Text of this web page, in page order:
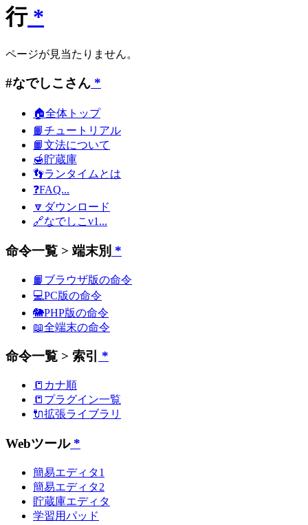
行*
ページが見当たりません。
#なでしこさん *
🏠全体トップ
📙チュートリアル
📙文法について
🍯貯蔵庫
👣ランタイムとは
❓FAQ...
🔽ダウンロード
🔗なでしこv1...
命令一覧 > 端末別 *
📙ブラウザ版の命令
💻PC版の命令
🐘PHP版の命令
📖全端末の命令
命令一覧 > 索引 *
📒カナ順
📒プラグイン一覧
🔌拡張ライブラリ
Webツール*
簡易エディタ1
簡易エディタ2
貯蔵庫エディタ
学習用パッド